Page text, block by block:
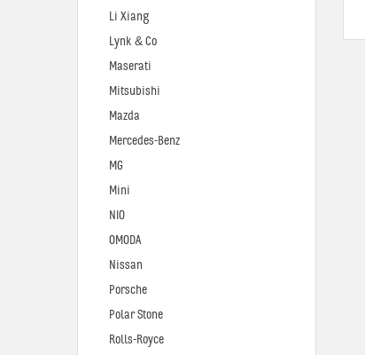
Li Xiang
Lynk & Co
Maserati
Mitsubishi
Mazda
Mercedes-Benz
MG
Mini
NIO
OMODA
Nissan
Porsche
Polar Stone
Rolls-Royce